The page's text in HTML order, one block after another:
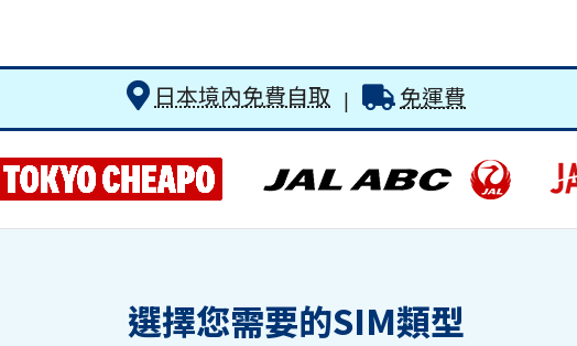
日本境內免費自取 | 免運費
選擇您需要的SIM類型